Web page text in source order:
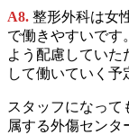
A8. 整形外科は女
で働きやすいです
よう配慮していた
して働いていく予
スタッフになって
属する外傷センタ